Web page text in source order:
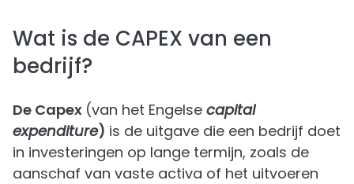
Wat is de CAPEX van een
bedrijf?
De Capex (van het Engelse capital
expenditure) is de uitgave die een bedrijf doet
in investeringen op lange termijn, zoals de
aanschaf van vaste activa of het uitvoeren